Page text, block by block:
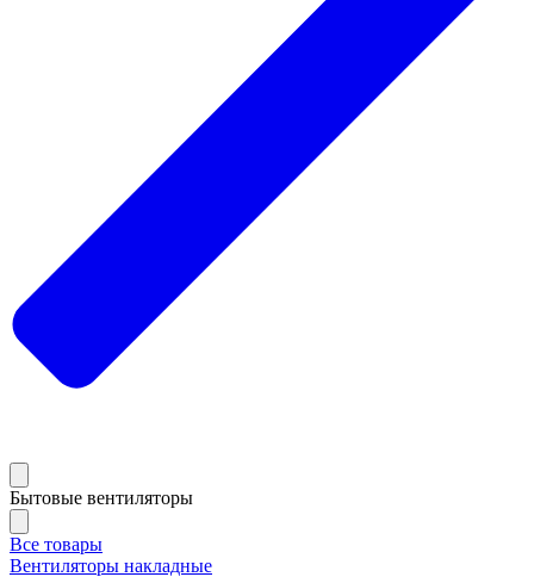
Бытовые вентиляторы
Все товары
Вентиляторы накладные